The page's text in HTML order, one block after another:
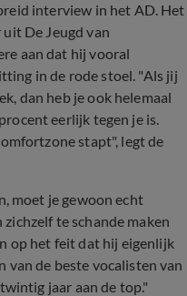
interview in het AD. Het
De Jeugd van
aan dat hij vooral
in de rode stoel. "Als jij
dan heb je ook helemaal
eerlijk tegen je is.
stapt", legt de
moet je gewoon echt
te schande maken
op het feit dat hij eigenlijk
van de beste vocalisten van
jaar aan de top."